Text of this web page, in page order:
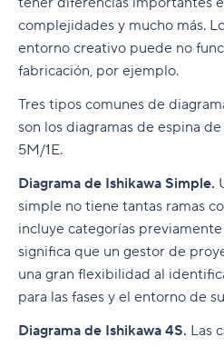
complejidades y mucho más.
entorno creativo puede no
fabricación, por ejemplo.
Tres tipos comunes de
son los diagramas de espina
5M/1E.
Diagrama de Ishikawa Simple.
simple no tiene tantas ramas
incluye categorías
significa que un gestor de
una gran flexibilidad al
para las fases y el entorno de
Diagrama de Ishikawa 4S. Las